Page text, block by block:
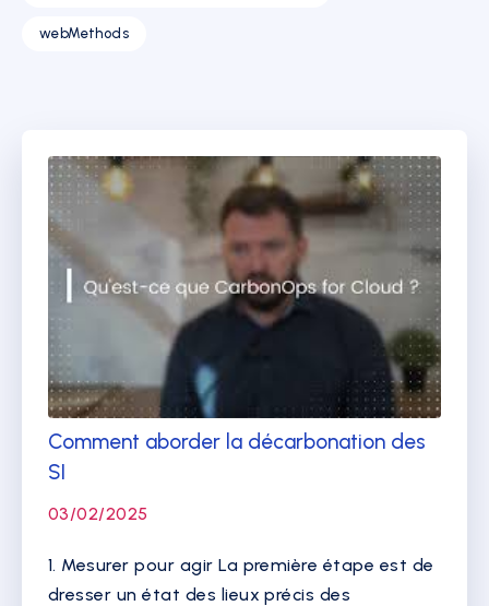
webMethods
Comment aborder la décarbonation des
SI
03/02/2025
1. Mesurer pour agir La première étape est de
dresser un état des lieux précis des